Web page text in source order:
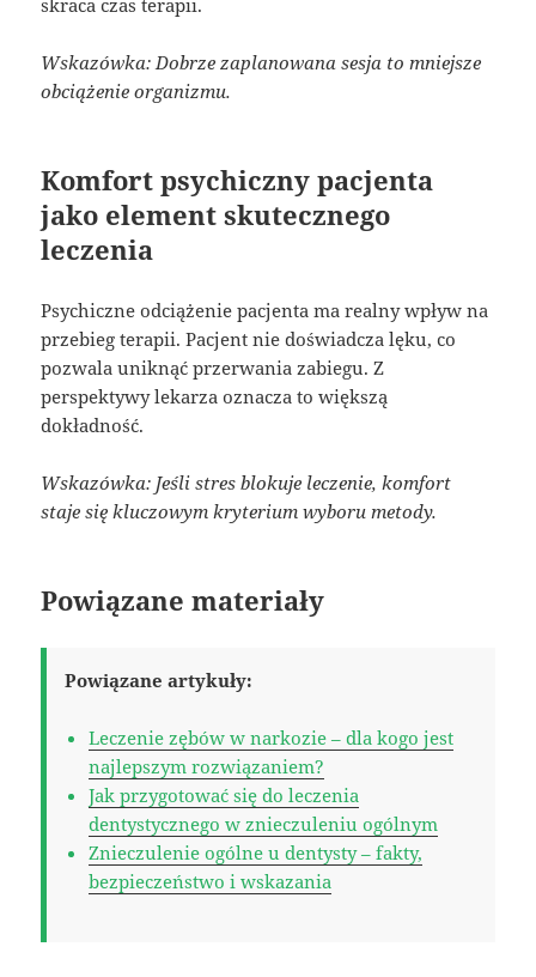
Wskazówka: Dobrze zaplanowana sesja to mniejsze
obciążenie organizmu.
Komfort psychiczny pacjenta
jako element skutecznego
leczenia
Psychiczne odciążenie pacjenta ma realny wpływ na
przebieg terapii. Pacjent nie doświadcza lęku, co
pozwala uniknąć przerwania zabiegu. Z
perspektywy lekarza oznacza to większą
dokładność.
Wskazówka: Jeśli stres blokuje leczenie, komfort
staje się kluczowym kryterium wyboru metody.
Powiązane materiały
Powiązane artykuły:
Leczenie zębów w narkozie – dla kogo jest
najlepszym rozwiązaniem?
Jak przygotować się do leczenia
dentystycznego w znieczuleniu ogólnym
Znieczulenie ogólne u dentysty – fakty,
bezpieczeństwo i wskazania